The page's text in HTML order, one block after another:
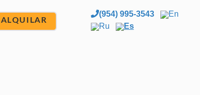
ALQUILAR
(954) 995-3543
En
Ru
Es